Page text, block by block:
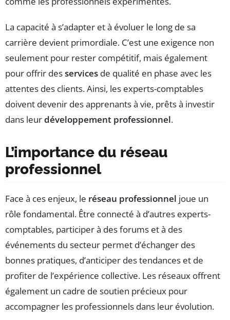
La capacité à s’adapter et à évoluer le long de sa
carrière devient primordiale. C’est une exigence non
seulement pour rester compétitif, mais également
pour offrir desservices de qualité en phase avec les
attentes des clients. Ainsi, les experts-comptables
doivent devenir des apprenants à vie, prêts à investir
dans leurdéveloppement professionnel.
L’importance du réseau
professionnel
Face à ces enjeux, le réseau professionnel joue un
rôle fondamental. Être connecté à d’autres experts-
comptables, participer à des forums et à des
événements du secteur permet d’échanger des
bonnes pratiques, d’anticiper des tendances et de
profiter de l’expérience collective. Les réseaux offrent
également un cadre de soutien précieux pour
accompagner les professionnels dans leur évolution.